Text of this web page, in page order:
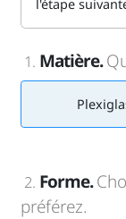
l'étape
1. Matière.
2. Forme.
préférez.